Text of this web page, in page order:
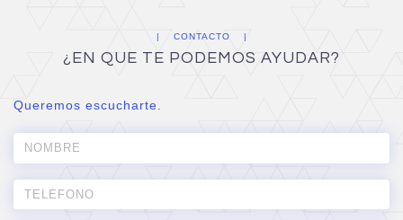
CONTACTO
¿EN QUE TE PODEMOS AYUDAR?
Queremos escucharte.